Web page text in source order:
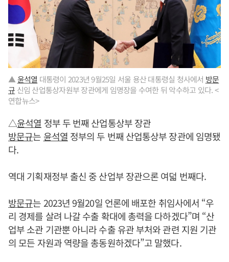
▲윤석열 대통령이 2023년 9월25일 서울 용산 대통령실 청사에서 방문
규 신임 산업통상자원부 장관에게 임명장을 수여한 뒤 악수하고 있다. <
연합뉴스>
△윤석열 정부 두 번째 산업통상부 장관
방문규는 윤석열 정부의 두 번째 산업통상부 장관에 임명됐
다.
역대 기획재정부 출신 중 산업부 장관으론 여덟 번째다.
방문규는 2023년 9월20일 언론에 배포한 취임사에서 “우
리 경제를 살려 나갈 수출 확대에 총력을 다하겠다”며 “산
업부 소관 기관뿐 아니라 수출 유관 부처와 관련 지원 기관
의 모든 자원과 역량을 총동원하겠다”고 말했다.